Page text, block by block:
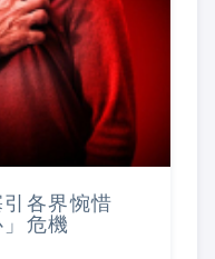
引各界惋惜
危機